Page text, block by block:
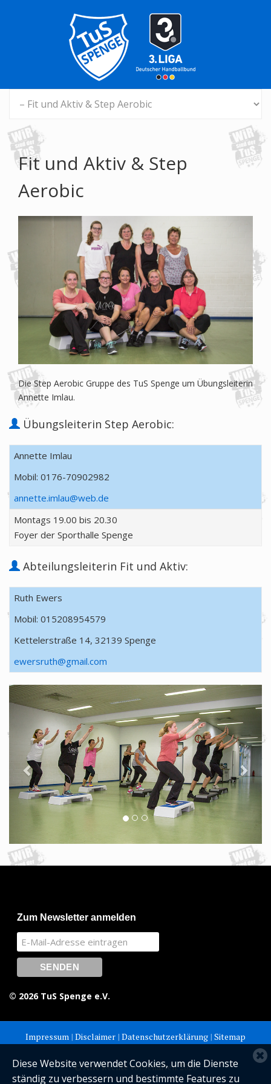
Diese Website verwendet Cookies, um die Dienste
ständig zu verbessern und bestimmte Features zu
Fit und Aktiv & Step
Aerobic
Die Step Aerobic Gruppe des TuS Spenge um Übungsleiterin
Annette Imlau.
Übungsleiterin Step Aerobic:
Annette Imlau
Mobil: 0176-70902982
annette.imlau@web.de
Montags 19.00 bis 20.30
Foyer der Sporthalle Spenge
Abteilungsleiterin Fit und Aktiv:
Ruth Ewers
Mobil: 015208954579
Kettelerstraße 14, 32139 Spenge
ewersruth@gmail.com
Zum Newsletter anmelden
© 2026 TuS Spenge e.V.
Impressum | Disclaimer | Datenschutzerklärung | Sitemap
© Alle Rechte vorbehalten. 2026